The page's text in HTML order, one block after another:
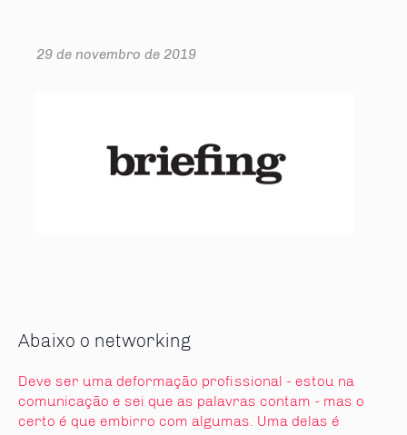
29 de novembro de 2019
Abaixo o networking
Deve ser uma deformação profissional - estou na
comunicação e sei que as palavras contam - mas o
certo é que embirro com algumas. Uma delas é